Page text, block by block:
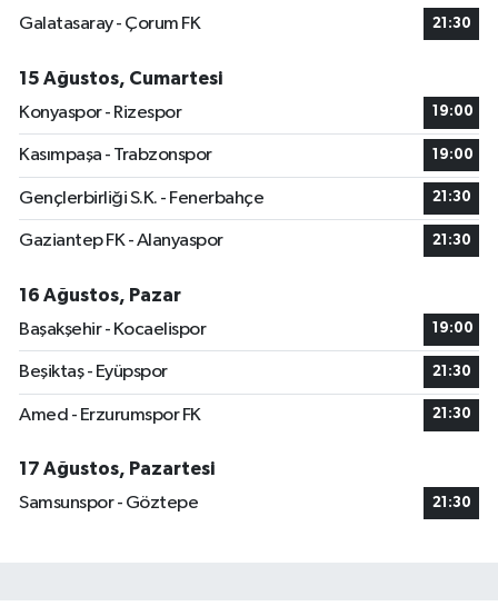
Galatasaray - Çorum FK
21:30
15 Ağustos, Cumartesi
Konyaspor - Rizespor
19:00
Kasımpaşa - Trabzonspor 19:00
Gençlerbirliği S.K. - Fenerbahçe 21:30
Gaziantep FK - Alanyaspor 21:30
16 Ağustos, Pazar
Başakşehir - Kocaelispor
19:00
Beşiktaş - Eyüpspor 21:30
Amed - Erzurumspor FK 21:30
17 Ağustos, Pazartesi
Samsunspor - Göztepe
21:30